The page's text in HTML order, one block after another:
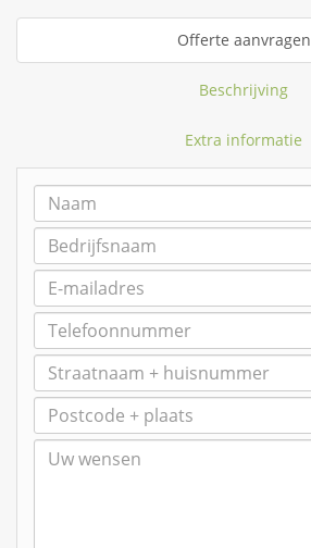
Offerte aanvragen
Beschrijving
Extra informatie